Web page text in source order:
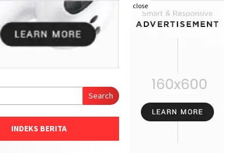
close
Search
INDEKS BERITA